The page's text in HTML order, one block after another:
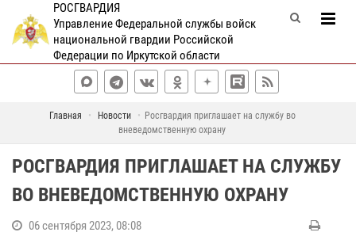
РОСГВАРДИЯ
Управление Федеральной службы войск
национальной гвардии Российской
Федерации по Иркутской области
Главная Новости
Росгвардия приглашает на службу во
вневедомственную охрану
РОСГВАРДИЯ ПРИГЛАШАЕТ НА СЛУЖБУ
ВО ВНЕВЕДОМСТВЕННУЮ ОХРАНУ
06 сентября 2023, 08:08